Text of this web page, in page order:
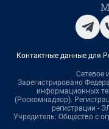
Контактные данные для
Сетевое
Зарегистрировано
информационных
(Роскомнадзор).
регистрации -
Учредитель: Общество с